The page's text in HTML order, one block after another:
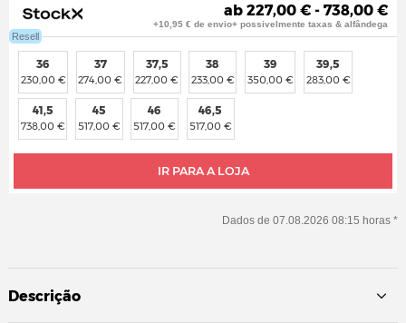
Resell
ab 227,00 € - 738,00 €
+10,95 € de envio+ possivelmente taxas & alfândega
IR PARA A LOJA
36
230,00 €
37
274,00 €
37,5
227,00 €
38
233,00 €
39
350,00 €
39,5
283,00 €
41,5
738,00 €
45
517,00 €
46
517,00 €
46,5
517,00 €
Dados de 07.08.2026 08:15 horas *
Descrição